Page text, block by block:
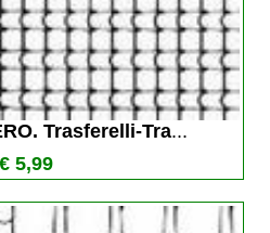
Trasferelli-Tra...
€ 5,99